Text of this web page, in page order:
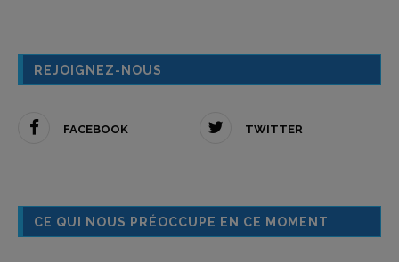
REJOIGNEZ-NOUS
FACEBOOK TWITTER
CE QUI NOUS PRÉOCCUPE EN CE MOMENT